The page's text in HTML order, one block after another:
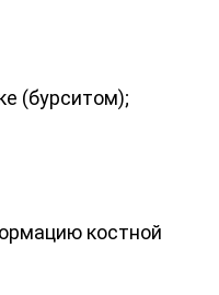
(бурситом);
костной